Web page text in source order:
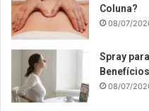
Coluna?
08/07/
Spray
Benefícios
08/07/